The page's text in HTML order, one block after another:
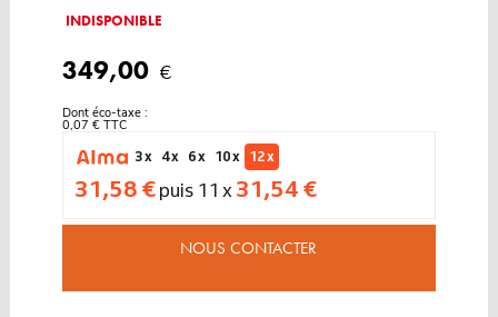
INDISPONIBLE
349,00 €
Dont éco-taxe :
0,07 € TTC
3 x
4 x 6 x 10 x 12 x
31,58 €puis 11 x 31,54 €
NOUS CONTACTER